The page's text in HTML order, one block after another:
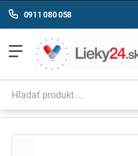
0911 080 058